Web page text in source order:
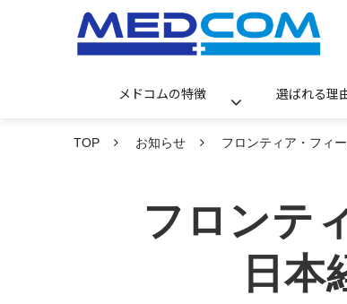
メドコムの特徴 選ばれる理
TOP お知らせ フロンティア・フィ
フロンテ
日本